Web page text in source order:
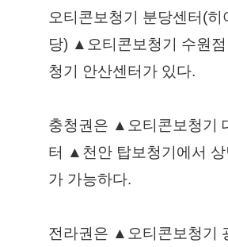
오티콘보청기 분당센터(히
당) ▲오티콘보청기 수원
청기 안산센터가 있다.
충청권은 ▲오티콘보청기
터 ▲천안 탑보청기에서 상
가 가능하다.
전라권은 ▲오티콘보청기